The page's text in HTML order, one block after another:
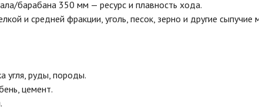
барабана 350 мм — ресурс и плавность хода.
и средней фракции, уголь, песок, зерно и другие сыпучие
угля, руды, породы.
цемент.